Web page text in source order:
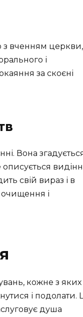
з вченням церкви,
і
за скоєні
Вона
свій вираз і в
і
кожне з яких
і подолати.
душа